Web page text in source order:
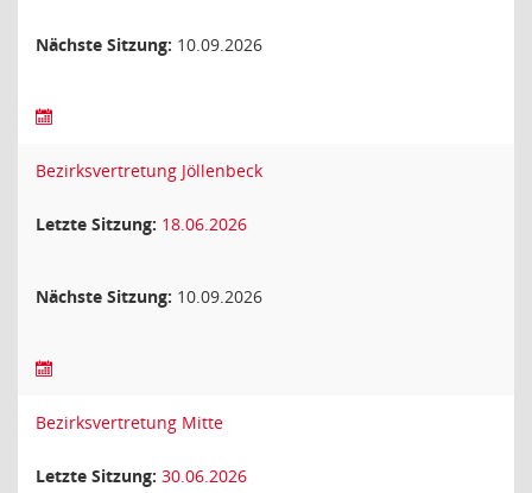
Nächste Sitzung: 10.09.2026
Bezirksvertretung Jöllenbeck
Letzte Sitzung: 18.06.2026
Nächste Sitzung: 10.09.2026
Bezirksvertretung Mitte
Letzte Sitzung: 30.06.2026